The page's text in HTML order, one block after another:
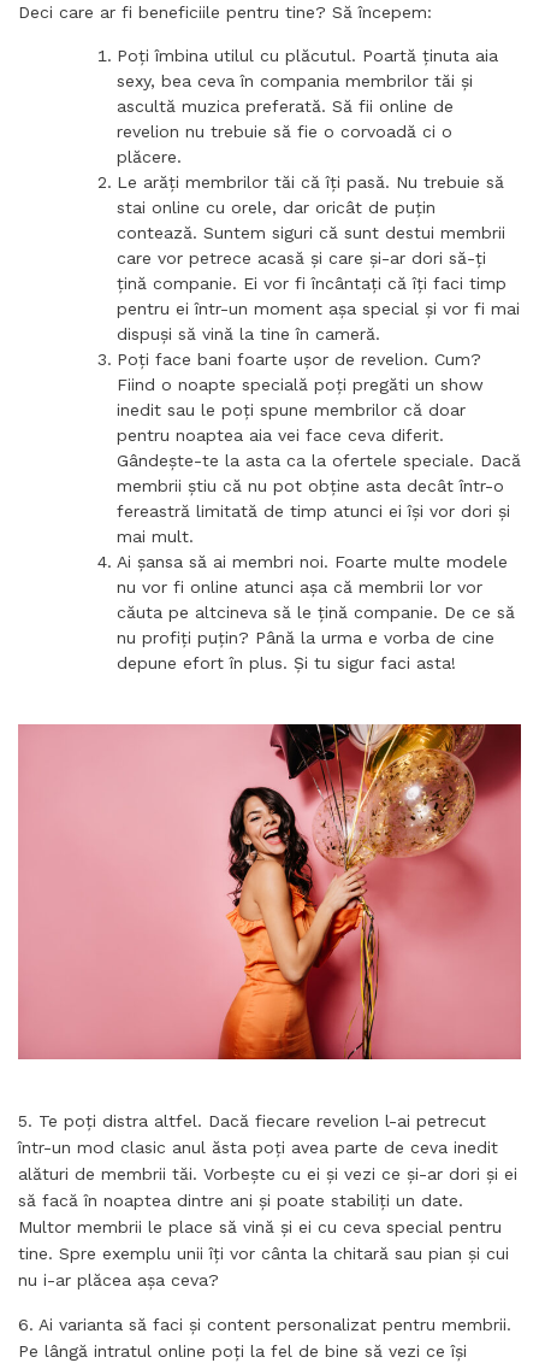
Deci care ar fi beneficiile pentru tine? Să începem:
Poți îmbina utilul cu plăcutul. Poartă ținuta aia
sexy, bea ceva în compania membrilor tăi și
ascultă muzica preferată. Să fii online de
revelion nu trebuie să fie o corvoadă ci o
plăcere.
Le arăți membrilor tăi că îți pasă. Nu trebuie să
stai online cu orele, dar oricât de puțin
contează. Suntem siguri că sunt destui membrii
care vor petrece acasă și care și-ar dori să-ți
țină companie. Ei vor fi încântați că îți faci timp
pentru ei într-un moment așa special și vor fi mai
dispuși să vină la tine în cameră.
Poți face bani foarte ușor de revelion. Cum?
Fiind o noapte specială poți pregăti un show
inedit sau le poți spune membrilor că doar
pentru noaptea aia vei face ceva diferit.
Gândește-te la asta ca la ofertele speciale. Dacă
membrii știu că nu pot obține asta decât într-o
fereastră limitată de timp atunci ei își vor dori și
mai mult.
Ai șansa să ai membri noi. Foarte multe modele
nu vor fi online atunci așa că membrii lor vor
căuta pe altcineva să le țină companie. De ce să
nu profiți puțin? Până la urma e vorba de cine
depune efort în plus. Și tu sigur faci asta!
5. Te poți distra altfel. Dacă fiecare revelion l-ai petrecut
într-un mod clasic anul ăsta poți avea parte de ceva inedit
alături de membrii tăi. Vorbește cu ei și vezi ce și-ar dori și ei
să facă în noaptea dintre ani și poate stabiliți un date.
Multor membrii le place să vină și ei cu ceva special pentru
tine. Spre exemplu unii îți vor cânta la chitară sau pian și cui
nu i-ar plăcea așa ceva?
6. Ai varianta să faci și content personalizat pentru membrii.
Pe lângă intratul online poți la fel de bine să vezi ce își